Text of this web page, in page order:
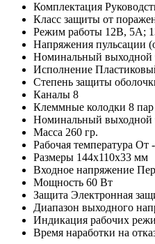
Комплектация
Класс защиты от
Режим работы 12В, 5А;
Напряжения пульсации
Номинальный выходной
Исполнение
Степень защиты
Каналы 8
Клеммные колодки 8 пар
Номинальный выходной
Масса 260 гр.
Рабочая температура От
Размеры 144х110х33 мм
Входное напряжение
Мощность 60 Вт
Защита Электронная
Диапазон выходного
Индикация рабочих
Время наработки на